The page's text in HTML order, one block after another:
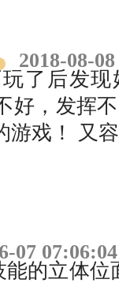
2018-08-
了后发
好，发挥
游戏！ 又
07 07:06:04
的立体